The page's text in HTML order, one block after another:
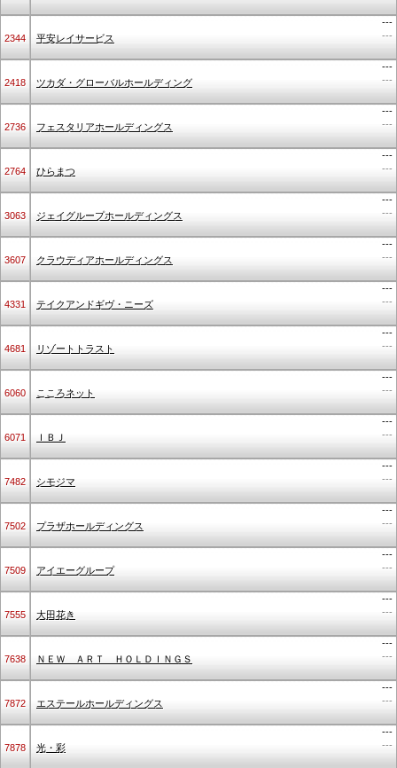
2344 平安レイサービス
---
---
2418 ツカダ・グローバルホールディング
---
---
2736 フェスタリアホールディングス
---
---
2764 ひらまつ
---
---
3063 ジェイグループホールディングス
---
---
3607 クラウディアホールディングス
---
---
4331 テイクアンドギヴ・ニーズ
---
---
4681 リゾートトラスト
---
---
6060 こころネット
---
---
6071 ＩＢＪ
---
---
7482 シモジマ
---
---
7502 プラザホールディングス
---
---
7509 アイエーグループ
---
---
7555 大田花き
---
---
7638 ＮＥＷ ＡＲＴ ＨＯＬＤＩＮＧＳ
---
---
7872 エステールホールディングス
---
---
7878 光・彩
---
---